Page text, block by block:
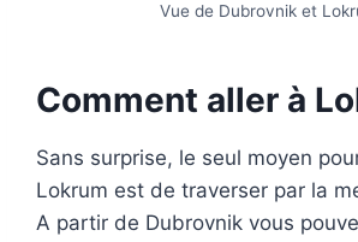
Vue de Dubrovnik et
Comment aller à
Sans surprise, le seul moyen
Lokrum est de traverser par la
A partir de Dubrovnik vous